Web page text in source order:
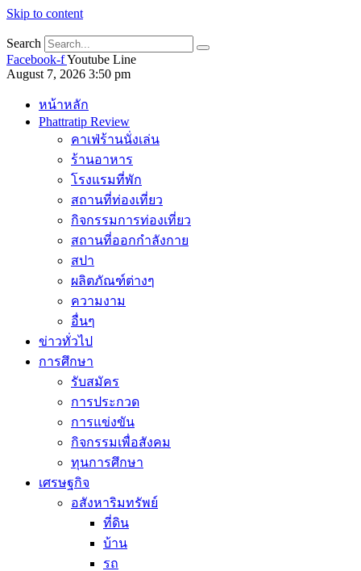
Skip to content
Search
Facebook-fYoutube Line
August 7, 2026 3:50 pm
หน้าหลัก
Phattratip Review
คาเฟ่ร้านนั่งเล่น
ร้านอาหาร
โรงแรมที่พัก
สถานที่ท่องเที่ยว
กิจกรรมการท่องเที่ยว
สถานที่ออกกำลังกาย
สปา
ผลิตภัณฑ์ต่างๆ
ความงาม
อื่นๆ
ข่าวทั่วไป
การศึกษา
รับสมัคร
การประกวด
การแข่งขัน
กิจกรรมเพื่อสังคม
ทุนการศึกษา
เศรษฐกิจ
อสังหาริมทรัพย์
ที่ดิน
บ้าน
รถ